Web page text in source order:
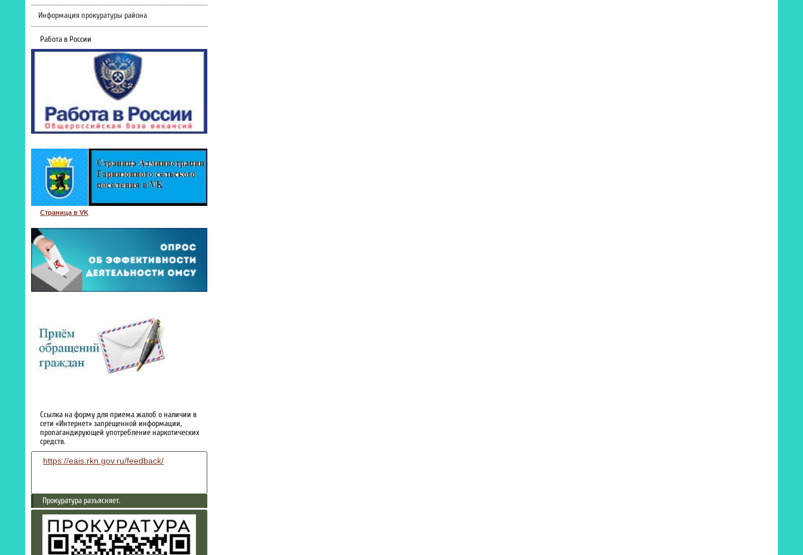
Информация прокуратуры района
Работа в России
Страница в VK
Ссылка на форму для приема жалоб о наличии в
сети «Интернет» запрещенной информации,
пропагандирующей употребление наркотических
средств.
https://eais.rkn.gov.ru/feedback/
Прокуратура разъясняет.